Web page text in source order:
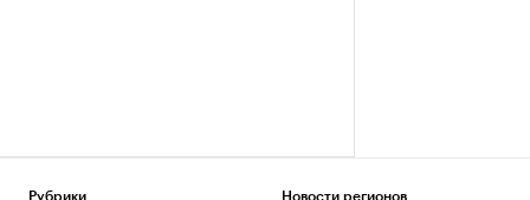
Рубрики Новости регионов